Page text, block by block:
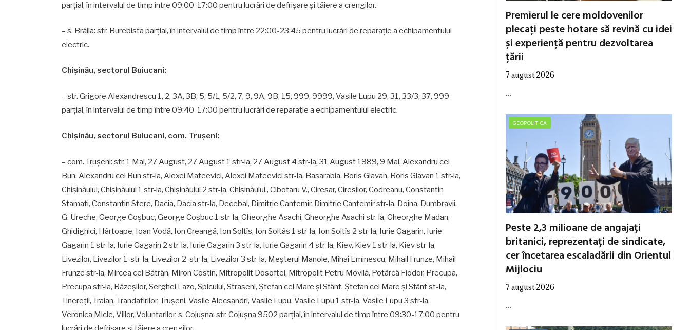
parțial, în intervalul de timp între 09:00-17:00 pentru lucrări de defrișare şi tăiere a crengilor.
– s. Brăila: str. Burebista parțial, în intervalul de timp între 22:00-23:45 pentru lucrări de reparație a echipamentului
electric.
Chişinău, sectorul Buiucani:
– str. Grigore Alexandrescu 1, 2, 3A, 3B, 5, 5/1, 5/2, 7, 9, 9A, 9B, 15, 999, 9999, Vasile Lupu 29, 31, 33/3, 37, 999
parțial, în intervalul de timp între 09:40-17:00 pentru lucrări de reparaţie a echipamentului electric.
Chişinău, sectorul Buiucani, com. Truşeni:
– com. Truşeni: str. 1 Mai, 27 August, 27 August 1 str-la, 27 August 4 str-la, 31 August 1989, 9 Mai, Alexandru cel
Bun, Alexandru cel Bun str-la, Alexei Mateevici, Alexei Mateevici str-la, Basarabia, Boris Glavan, Boris Glavan 1 str-la,
Chişinăului, Chişinăului 1 str-la, Chişinăului 2 str-la, Chişinăului., Cibotaru V., Ciresar, Ciresilor, Codreanu, Constantin
Stamati, Constantin Stere, Dacia, Dacia str-la, Decebal, Dimitrie Cantemir, Dimitrie Cantemir str-la, Doina, Dumbravii,
G. Ureche, George Coşbuc, George Coşbuc 1 str-la, Gheorghe Asachi, Gheorghe Asachi str-la, Gheorghe Madan,
Ghidighici, Hârtoape, Ioan Vodă, Ion Creangă, Ion Soltîs, Ion Soltâs 1 str-la, Ion Soltîs 2 str-la, Iurie Gagarin, Iurie
Gagarin 1 str-la, Iurie Gagarin 2 str-la, Iurie Gagarin 3 str-la, Iurie Gagarin 4 str-la, Kiev, Kiev 1 str-la, Kiev str-la,
Livezilor, Livezilor 1-str-la, Livezilor 2-str-la, Livezilor 3 str-la, Meșterul Manole, Mihai Eminescu, Mihail Frunze, Mihail
Frunze str-la, Mircea cel Bătrân, Miron Costin, Mitropolit Dosoftei, Mitropolit Petru Movilă, Potârcâ Fiodor, Precupa,
Precupa str-la, Răzeşilor, Serghei Lazo, Spicului, Straseni, Ştefan cel Mare şi Sfânt, Ştefan cel Mare şi Sfânt st-la,
Tinereţii, Traian, Trandafirilor, Truşeni, Vasile Alecsandri, Vasile Lupu, Vasile Lupu 1 str-la, Vasile Lupu 3 str-la,
Veronica Micle, Viilor, Voluntarilor, s. Cojuşna: str. Cojuşna 9502 parțial, în intervalul de timp între 09:30-17:00 pentru
Premierul le cere moldovenilor
plecați peste hotare să revină cu idei
și experiență pentru dezvoltarea
țării
7 august 2026
…
GEOPOLITICA
Peste 2,3 milioane de angajați
britanici, reprezentați de sindicate,
cer încetarea escaladării din Orientul
Mijlociu
7 august 2026
…